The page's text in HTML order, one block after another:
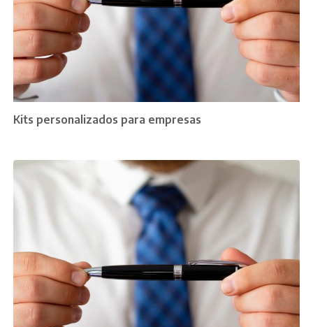
Kits personalizados para empresas